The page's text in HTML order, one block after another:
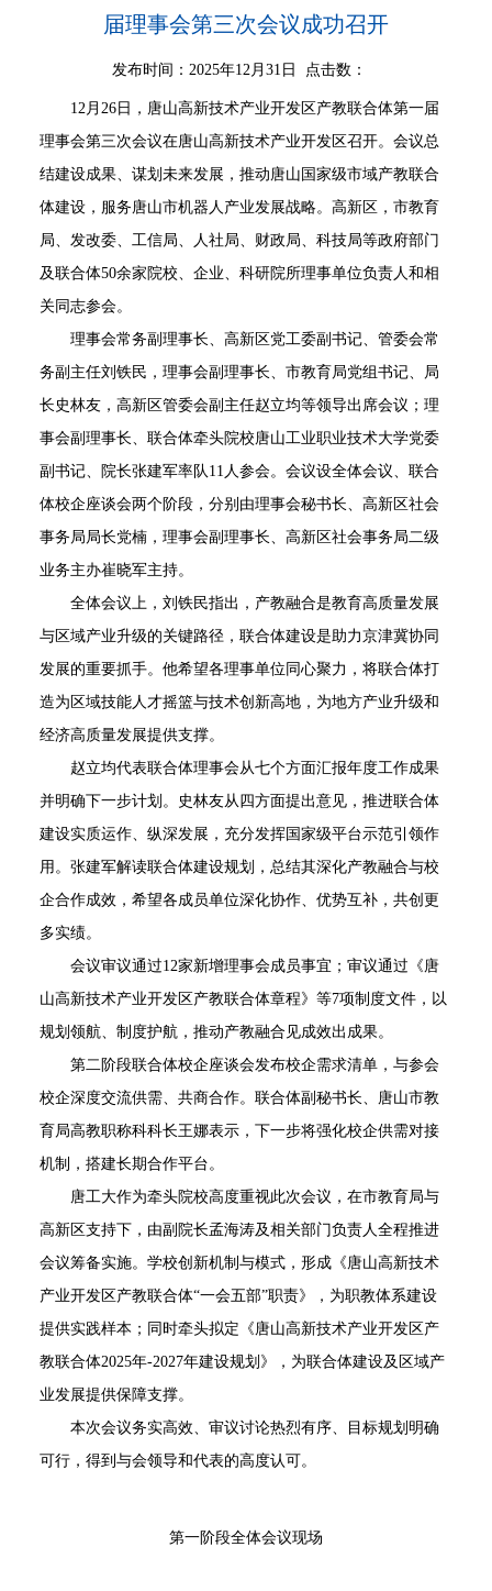
届理事会第三次会议成功召开
发布时间：2025年12月31日 点击数：
12月26日，唐山高新技术产业开发区产教联合体第一届
理事会第三次会议在唐山高新技术产业开发区召开。会议总
结建设成果、谋划未来发展，推动唐山国家级市域产教联合
体建设，服务唐山市机器人产业发展战略。高新区，市教育
局、发改委、工信局、人社局、财政局、科技局等政府部门
及联合体50余家院校、企业、科研院所理事单位负责人和相
关同志参会。
理事会常务副理事长、高新区党工委副书记、管委会常
务副主任刘铁民，理事会副理事长、市教育局党组书记、局
长史林友，高新区管委会副主任赵立均等领导出席会议；理
事会副理事长、联合体牵头院校唐山工业职业技术大学党委
副书记、院长张建军率队11人参会。会议设全体会议、联合
体校企座谈会两个阶段，分别由理事会秘书长、高新区社会
事务局局长党楠，理事会副理事长、高新区社会事务局二级
业务主办崔晓军主持。
全体会议上，刘铁民指出，产教融合是教育高质量发展
与区域产业升级的关键路径，联合体建设是助力京津冀协同
发展的重要抓手。他希望各理事单位同心聚力，将联合体打
造为区域技能人才摇篮与技术创新高地，为地方产业升级和
经济高质量发展提供支撑。
赵立均代表联合体理事会从七个方面汇报年度工作成果
并明确下一步计划。史林友从四方面提出意见，推进联合体
建设实质运作、纵深发展，充分发挥国家级平台示范引领作
用。张建军解读联合体建设规划，总结其深化产教融合与校
企合作成效，希望各成员单位深化协作、优势互补，共创更
多实绩。
会议审议通过12家新增理事会成员事宜；审议通过《唐
山高新技术产业开发区产教联合体章程》等7项制度文件，以
规划领航、制度护航，推动产教融合见成效出成果。
第二阶段联合体校企座谈会发布校企需求清单，与参会
校企深度交流供需、共商合作。联合体副秘书长、唐山市教
育局高教职称科科长王娜表示，下一步将强化校企供需对接
机制，搭建长期合作平台。
唐工大作为牵头院校高度重视此次会议，在市教育局与
高新区支持下，由副院长孟海涛及相关部门负责人全程推进
会议筹备实施。学校创新机制与模式，形成《唐山高新技术
产业开发区产教联合体“一会五部”职责》，为职教体系建设
提供实践样本；同时牵头拟定《唐山高新技术产业开发区产
教联合体2025年-2027年建设规划》，为联合体建设及区域产
业发展提供保障支撑。
本次会议务实高效、审议讨论热烈有序、目标规划明确
可行，得到与会领导和代表的高度认可。
第一阶段全体会议现场